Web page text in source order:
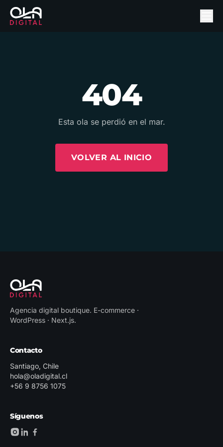
404
Esta ola se perdió en el mar.
VOLVER AL INICIO
Agencia digital boutique. E-commerce ·
WordPress · Next.js.
Contacto
Santiago, Chile
hola@oladigital.cl
+56 9 8756 1075
Síguenos